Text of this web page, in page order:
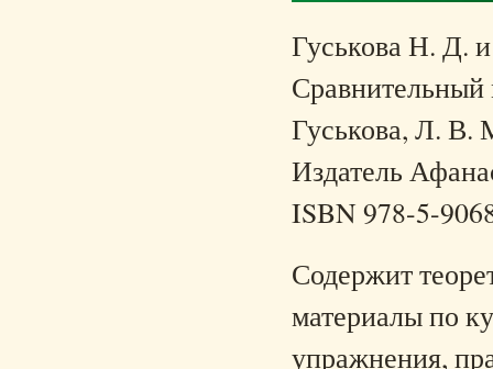
Гуськова Н. Д.
Гуськова, Л. В.
Издатель
ISBN 978-5-
Содержит
материалы по
упражнения,